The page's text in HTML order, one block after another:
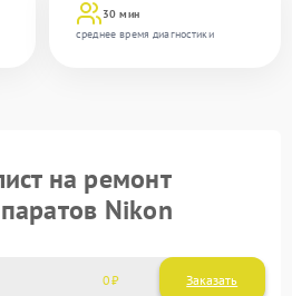
30 мин
среднее время диагностики
на ремонт
Nikon
0 Заказать